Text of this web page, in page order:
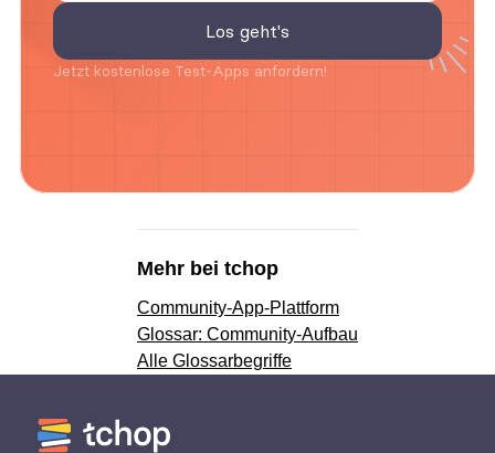
Jetzt kostenlose Test-Apps anfordern!
Mehr bei tchop
Community-App-Plattform
Glossar: Community-Aufbau
Alle Glossarbegriffe